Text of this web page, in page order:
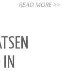
READ MORE >>